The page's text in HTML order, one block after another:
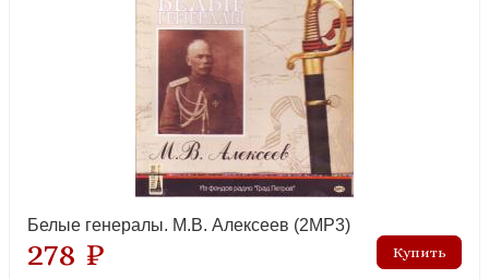
Белые генералы. М.В. Алексеев (2MP3)
278 ₽